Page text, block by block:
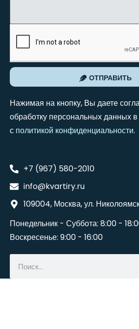
ОТПРАВИТЬ
Нажимая на кнопку, Вы даете
обработку персональных данных в
с политикой конфиденциальности.
+7 (967) 580-2010
info@kvartiry.ru
109004, Москва, ул.
Понедельник - Суббота: 8:00 -
Воскресенье: 9:00 - 16:00